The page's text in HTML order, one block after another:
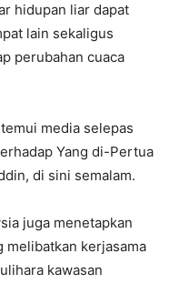
hidupan liar dapat
lain sekaligus
perubahan cuaca
media selepas
Yang di-Pertua
di sini semalam.
juga menetapkan
melibatkan kerjasama
kawasan